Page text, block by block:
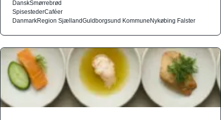
DanskSmørrebrød
SpisestederCaféer
DanmarkRegion SjællandGuldborgsund KommuneNykøbing Falster